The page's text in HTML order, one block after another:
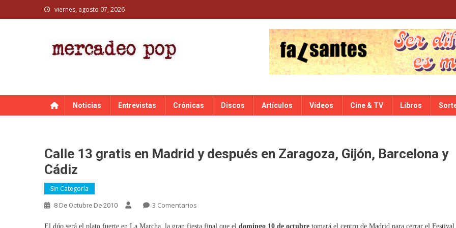
to
viernes, agosto 07, 2026
Noticias Entrevistas Crónicas Discos Artículos Vídeos Cine & TV Libros
Calle 13 gratis en Madrid y después en Zaragoza, Gijón, Barcelona y
Cádiz
Sin Categoría
8 De Octubre De 2010 3 Comentarios
El dúo será el plato fuerte en La Marcha, la gran fiesta final que el domingo 10 de octubre tomará el centro de Madrid para cerrar el Festival